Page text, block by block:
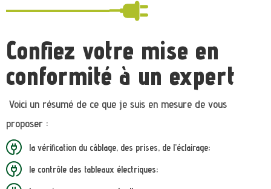
Confiez votre mise en
conformité à un expert
Voici un résumé de ce que je suis en mesure de vous
proposer :
la vérification du câblage, des prises, de l’éclairage;
le contrôle des tableaux électriques;